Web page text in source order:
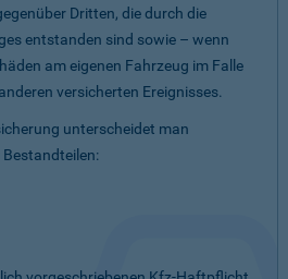
Dritten, die durch die
entstanden sind sowie – wenn
am eigenen Fahrzeug im Falle
versicherten Ereignisses.
unterscheidet man